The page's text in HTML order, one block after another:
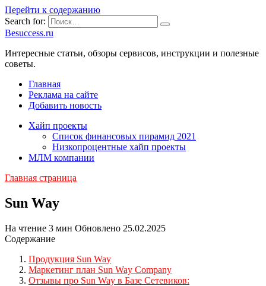
Перейти к содержанию
Search for:
Besuccess.ru
Интересные статьи, обзоры сервисов, инструкции и полезные
советы.
Главная
Реклама на сайте
Добавить новость
Хайп проекты
Список финансовых пирамид 2021
Низкопроцентные хайп проекты
МЛМ компании
Главная страница
Sun Way
На чтение 3 мин Обновлено 25.02.2025
Содержание
Продукция Sun Way
Маркетинг план Sun Way Company
Отзывы про Sun Way в Базе Сетевиков: